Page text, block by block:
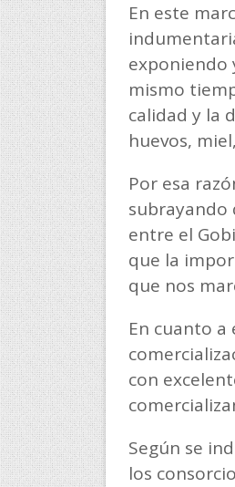
En este
exponiendo
mismo
calidad y la
huevos,
Por esa
subrayando
entre el
que la
que nos
En cuanto
con
Según se
los